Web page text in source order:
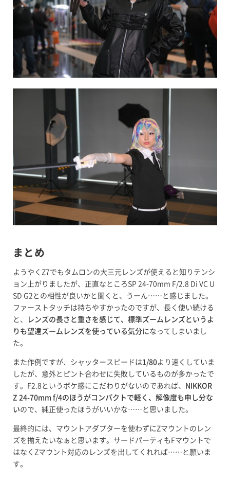
まとめ
ようやくZ7でもタムロンの大三元レンズが使えると知りテンシ
ョン上がりましたが、正直なところSP 24-70mm F/2.8 Di VC U
SD G2との相性が良いかと聞くと、うーん……と感じました。
ファーストタッチは持ちやすかったのですが、長く使い続ける
と、
レンズの長さと重さを感じて、標準ズームレンズというよ
りも望遠ズームレンズを使っている気分になってしまいまし
た。
また作例ですが、シャッタースピードは1/80より速くしていま
したが、意外とピント合わせに失敗しているものが多かったで
す。F2.8というボケ感にこだわりがないのであれば、 NIKKOR
Z 24-70mm f/4のほうがコンパクトで軽く、解像度も申し分な
いので、純正使ったほうがいいかな……と思いました。
最終的には、マウントアダプターを使わずにZマウントのレン
ズを揃えたいなぁと思います。サードパーティもFマウントで
はなくZマウント対応のレンズを出してくれれば……と願いま
す。